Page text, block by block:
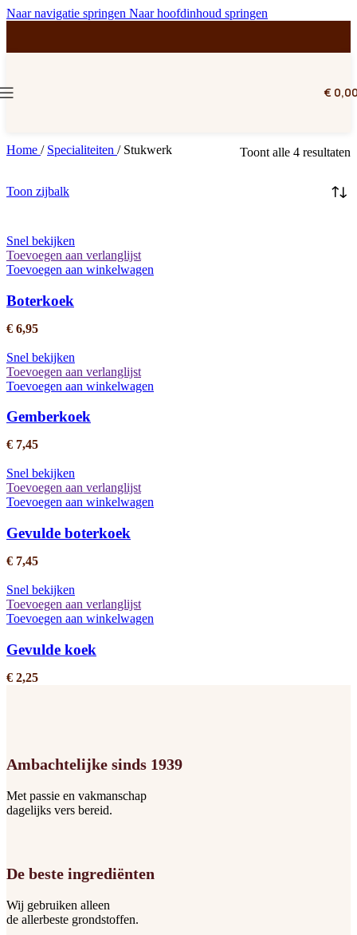
Naar navigatie springen Naar hoofdinhoud springen
€
Home / Specialiteiten / Stukwerk Toont alle 4 resultaten
Toon zijbalk
Snel bekijken
Toevoegen aan verlanglijst
Toevoegen aan winkelwagen
Boterkoek
€ 6,95
Snel bekijken
Toevoegen aan verlanglijst
Toevoegen aan winkelwagen
Gemberkoek
€ 7,45
Snel bekijken
Toevoegen aan verlanglijst
Toevoegen aan winkelwagen
Gevulde boterkoek
€ 7,45
Snel bekijken
Toevoegen aan verlanglijst
Toevoegen aan winkelwagen
Gevulde koek
€ 2,25
Ambachtelijke sinds 1939
Met passie en vakmanschap
dagelijks vers bereid.
De beste ingrediënten
Wij gebruiken alleen
de allerbeste grondstoffen.